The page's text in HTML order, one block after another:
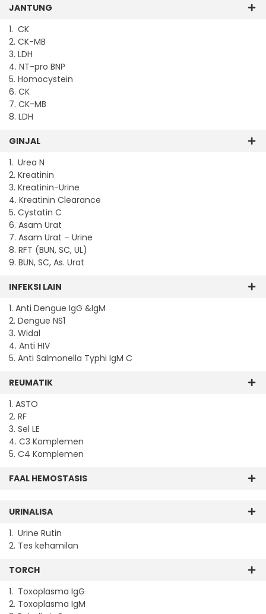
JANTUNG
1. CK
2. CK-MB
3. LDH
4. NT-pro BNP
5. Homocystein
6. CK
7. CK-MB
8. LDH
GINJAL
1. Urea N
2. Kreatinin
3. Kreatinin-Urine
4. Kreatinin Clearance
5. Cystatin C
6. Asam Urat
7. Asam Urat – Urine
8. RFT (BUN, SC, UL)
9. BUN, SC, As. Urat
INFEKSI LAIN
1. Anti Dengue IgG &IgM
2. Dengue NS1
3. Widal
4. Anti HIV
5. Anti Salmonella Typhi IgM C
REUMATIK
1. ASTO
2. RF
3. Sel LE
4. C3 Komplemen
5. C4 Komplemen
FAAL HEMOSTASIS
URINALISA
1. Urine Rutin
2. Tes kehamilan
TORCH
1. Toxoplasma IgG
2. Toxoplasma IgM